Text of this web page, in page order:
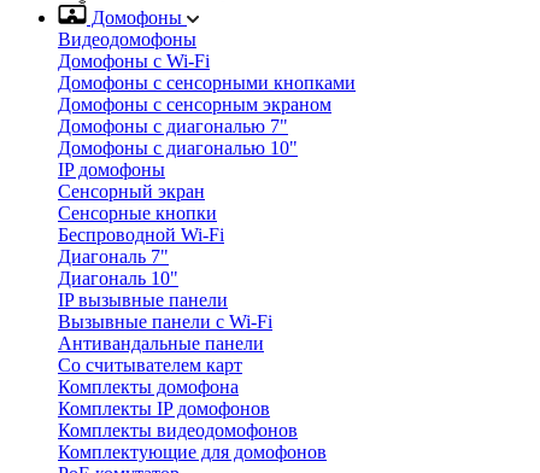
Домофоны
Видеодомофоны
Домофоны с Wi-Fi
Домофоны с сенсорными кнопками
Домофоны с сенсорным экраном
Домофоны с диагональю 7"
Домофоны с диагональю 10"
IP домофоны
Сенсорный экран
Сенсорные кнопки
Беспроводной Wi-Fi
Диагональ 7"
Диагональ 10"
IP вызывные панели
Вызывные панели с Wi-Fi
Антивандальные панели
Со считывателем карт
Комплекты домофона
Комплекты IP домофонов
Комплекты видеодомофонов
Комплектующие для домофонов